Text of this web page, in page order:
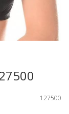
127500